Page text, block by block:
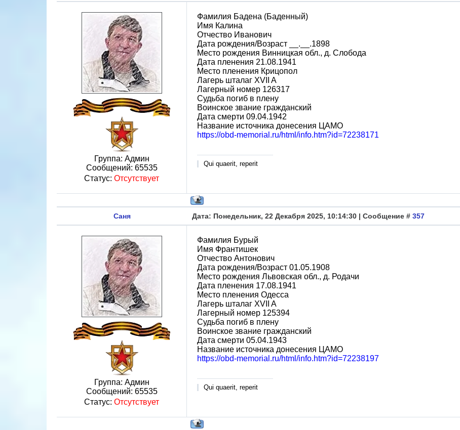
Группа: Админ
Сообщений: 65535
Статус: Отсутствует
Фамилия Бадена (Баденный)
Имя Калина
Отчество Иванович
Дата рождения/Возраст __.__.1898
Место рождения Винницкая обл., д. Слобода
Дата пленения 21.08.1941
Место пленения Крицопол
Лагерь шталаг XVII A
Лагерный номер 126317
Судьба погиб в плену
Воинское звание гражданский
Дата смерти 09.04.1942
Название источника донесения ЦАМО
https://obd-memorial.ru/html/info.htm?id=72238171
Qui quaerit, reperit
Саня Дата: Понедельник, 22 Декабря 2025, 10:14:30 | Сообщение # 357
Группа: Админ
Сообщений: 65535
Статус: Отсутствует
Фамилия Бурый
Имя Франтишек
Отчество Антонович
Дата рождения/Возраст 01.05.1908
Место рождения Львовская обл., д. Родачи
Дата пленения 17.08.1941
Место пленения Одесса
Лагерь шталаг XVII A
Лагерный номер 125394
Судьба погиб в плену
Воинское звание гражданский
Дата смерти 05.04.1943
Название источника донесения ЦАМО
https://obd-memorial.ru/html/info.htm?id=72238197
Qui quaerit, reperit